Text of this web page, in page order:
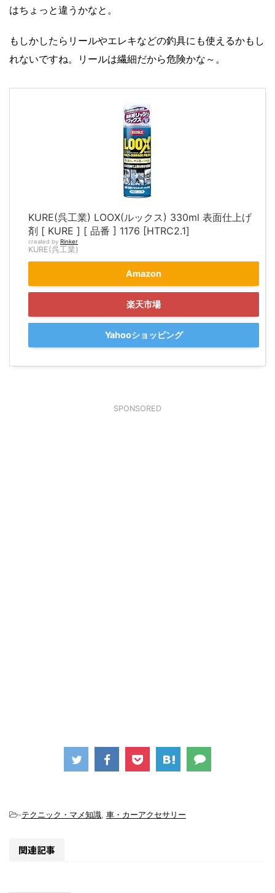
はちょっと違うかなと。
もしかしたらリールやエレキなどの釣具にも使えるかもし
れないですね。リールは繊細だから危険かな～。
KURE(呉工業) LOOX(ルックス) 330ml 表面仕上げ
剤 [ KURE ] [ 品番 ] 1176 [HTRC2.1]
created by Rinker
KURE(呉工業)
Amazon
楽天市場
Yahooショッピング
SPONSORED
-テクニック・マメ知識, 車・カーアクセサリー
関連記事